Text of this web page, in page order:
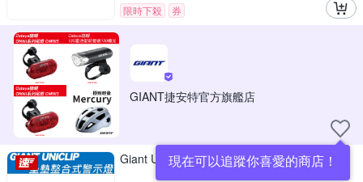
限時下殺 券
GIANT捷安特官方旗艦店
現在可以追蹤你喜愛的商店！
Giant Unicup 坐墊整合式警示燈